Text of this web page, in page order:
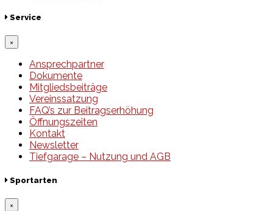
Service
×
Ansprechpartner
Dokumente
Mitgliedsbeiträge
Vereinssatzung
FAQ’s zur Beitragserhöhung
Öffnungszeiten
Kontakt
Newsletter
Tiefgarage – Nutzung und AGB
Sportarten
×